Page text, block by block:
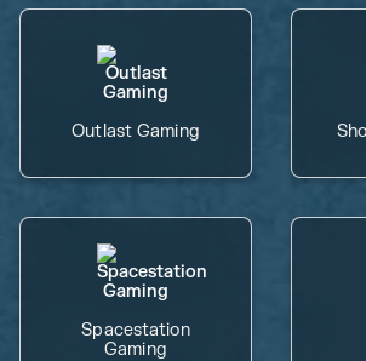
Outlast Gaming
Spacestation
Gaming